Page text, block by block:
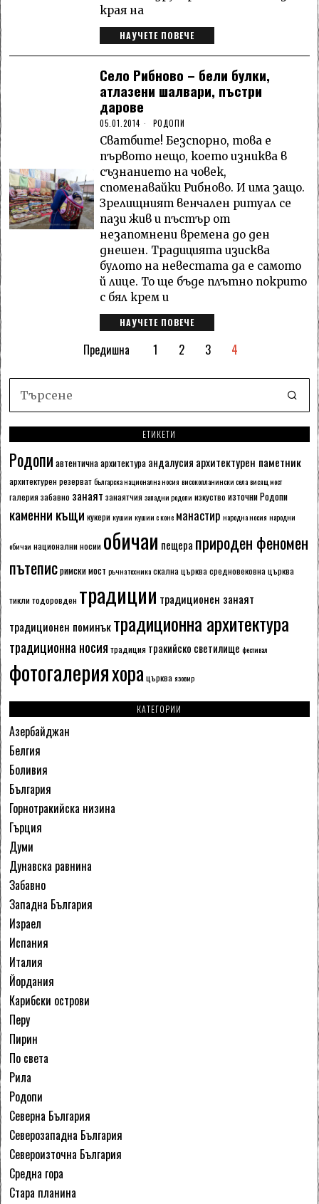
края на
НАУЧЕТЕ ПОВЕЧЕ
Село Рибново – бели булки,
атлазени шалвари, пъстри
дарове
05.01.2014 РОДОПИ
Сватбите! Безспорно, това е
първото нещо, което изниква в
съзнанието на човек,
споменавайки Рибново. И има защо.
Зрелищният венчален ритуал се
пази жив и пъстър от
незапомнени времена до ден
днешен. Традицията изисква
булото на невестата да е самото
й лице. То ще бъде плътно покрито
с бял крем и
НАУЧЕТЕ ПОВЕЧЕ
Предишна 1 2 3 4
ЕТИКЕТИ
Родопи автентична архитектура андалусия архитектурен паметник
архитектурен резерват българска национална носия високопланински села висящ мост
галерия забавно занаят занаятчия западни родопи изкуство източни Родопи
каменни къщи кукери кушии кушии с коне манастир народна носия народни
обичаи национални носии обичаи пещера природен феномен
пътеписримски мост ръчна техника скална църквасредновековна църква
тикли тодоровден традиции традиционен занаят
традиционен поминъктрадиционна архитектура
традиционна носия традиция тракийско светилище фестивал
фотогалерияхора църква язовир
КАТЕГОРИИ
Азербайджан
Белгия
Боливия
България
Горнотракийска низина
Гърция
Думи
Дунавска равнина
Забавно
Западна България
Израел
Испания
Италия
Йордания
Карибски острови
Перу
Пирин
По света
Рила
Родопи
Северна България
Северозападна България
Североизточна България
Средна гора
Стара планина